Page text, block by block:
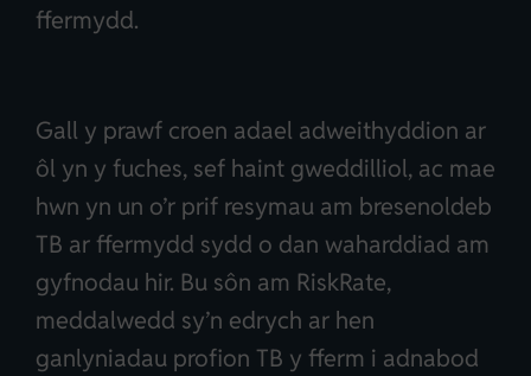
ffermydd.
Gall y prawf croen adael adweithyddion ar
ôl yn y fuches, sef haint gweddilliol, ac mae
hwn yn un o’r prif resymau am bresenoldeb
TB ar ffermydd sydd o dan waharddiad am
gyfnodau hir. Bu sôn am RiskRate,
meddalwedd sy’n edrych ar hen
ganlyniadau profion TB y fferm i adnabod